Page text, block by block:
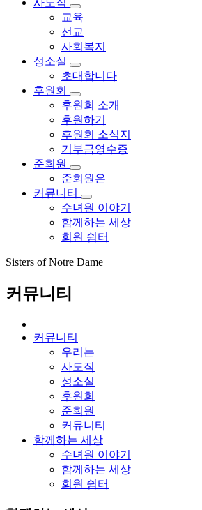
교육
선교
사회복지
성소실
초대합니다
후원회
후원회 소개
후원하기
후원회 소식지
기부금영수증
준회원
준회원은
커뮤니티
수녀원 이야기
함께하는 세상
회원 쉼터
Sisters of Notre Dame
커뮤니티
커뮤니티
우리는
사도직
성소실
후원회
준회원
커뮤니티
함께하는 세상
수녀원 이야기
함께하는 세상
회원 쉼터